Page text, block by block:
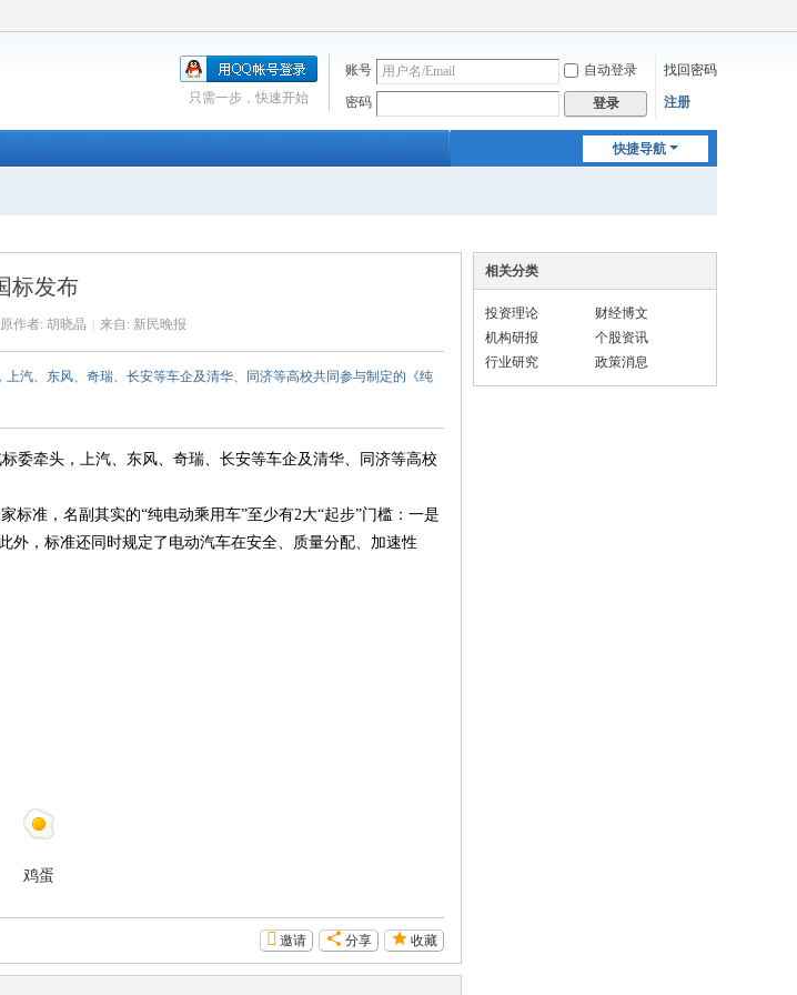
账号 自动登录 找回密码
密码 登录 注册
只需一步，快速开始
快捷导航
标发布
原作者: 胡晓晶 来自: 新民晚报
、东风、奇瑞、长安等车企及清华、同济等高校共同参与制定的《纯
牵头，上汽、东风、奇瑞、长安等车企及清华、同济等高校
准，名副其实的“纯电动乘用车”至少有2大“起步”门槛：一是
外，标准还同时规定了电动汽车在安全、质量分配、加速性
鸡蛋
收藏
分享
邀请
相关分类
投资理论
财经博文
机构研报
个股资讯
行业研究
政策消息